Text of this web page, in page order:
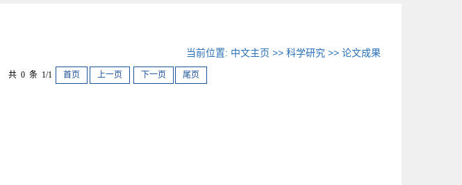
当前位置: 中文主页 >>科学研究 >>论文成果
共 0 条 1/1 首页 上一页 下一页 尾页